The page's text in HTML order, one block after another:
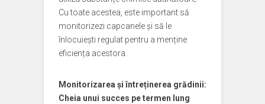
Cu toate acestea, este important să
monitorizezi capcanele și să le
înlocuiești regulat pentru a menține
eficiența acestora.
Monitorizarea și întreținerea grădinii:
Cheia unui succes pe termen lung